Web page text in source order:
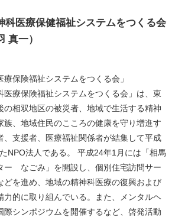
科医療保健福祉システムをつくる会
真一）
療保険福祉システムをつくる会」
療保険福祉システムをつくる会」は、東
の相双地区の被災者、地域で生活する精神
族、地域住民のこころの健康を守り増進す
、支援者、医療福祉関係者が結集して平成
NPO法人である。 平成24年1月には「相馬
ー なごみ」を開設し、個別住宅訪問サー
どを進め、地域の精神科医療の復興および
力的に取り組んでいる。また、メンタルヘ
際シンポジウムを開催するなど、啓発活動